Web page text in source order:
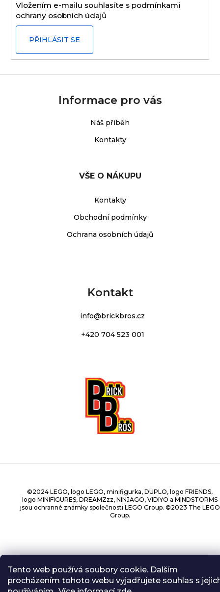
Tento web používá soubory cookie. Dalším
procházením tohoto webu vyjadřujete souhlas s
Vložením e-mailu souhlasíte s podmínkami
ochrany osobních údajů
PŘIHLÁSIT SE
Informace pro vás
Náš příběh
Kontakty
VŠE O NÁKUPU
Kontakty
Obchodní podmínky
Ochrana osobních údajů
Kontakt
info@brickbros.cz
+420 704 523 001
©2024 LEGO, logo LEGO, minifigurka, DUPLO, logo FRIENDS,
logo MINIFIGURES, DREAMZzz, NINJAGO, VIDIYO a MINDSTORMS
jsou ochranné známky společnosti LEGO Group. ©2023 The LEGO
Group.
Copyright 2026 BrickBros . Všechna práva vyhrazena.